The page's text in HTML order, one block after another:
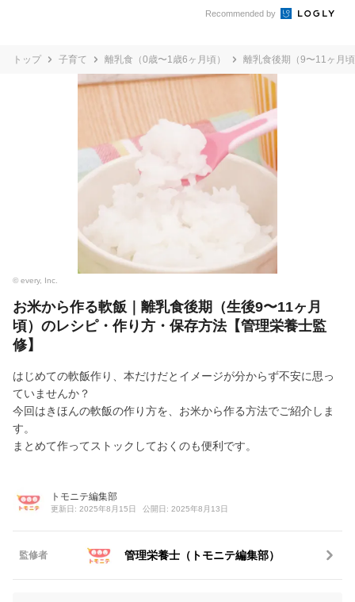
Recommended by
トップ 子育て 離乳食（0歳〜1歳6ヶ月頃） 離乳食後期（9〜11ヶ月
© every, Inc.
お米から作る軟飯｜離乳食後期（生後9〜11ヶ月
頃）のレシピ・作り方・保存方法【管理栄養士監
修】
はじめての軟飯作り、本だけだとイメージが分からず不安に思っ
ていませんか？
今回はきほんの軟飯の作り方を、お米から作る方法でご紹介しま
す。
まとめて作ってストックしておくのも便利です。
トモニテ編集部
更新日: 2025年8月15日 公開日: 2025年8月13日
監修者 管理栄養士（トモニテ編集部）